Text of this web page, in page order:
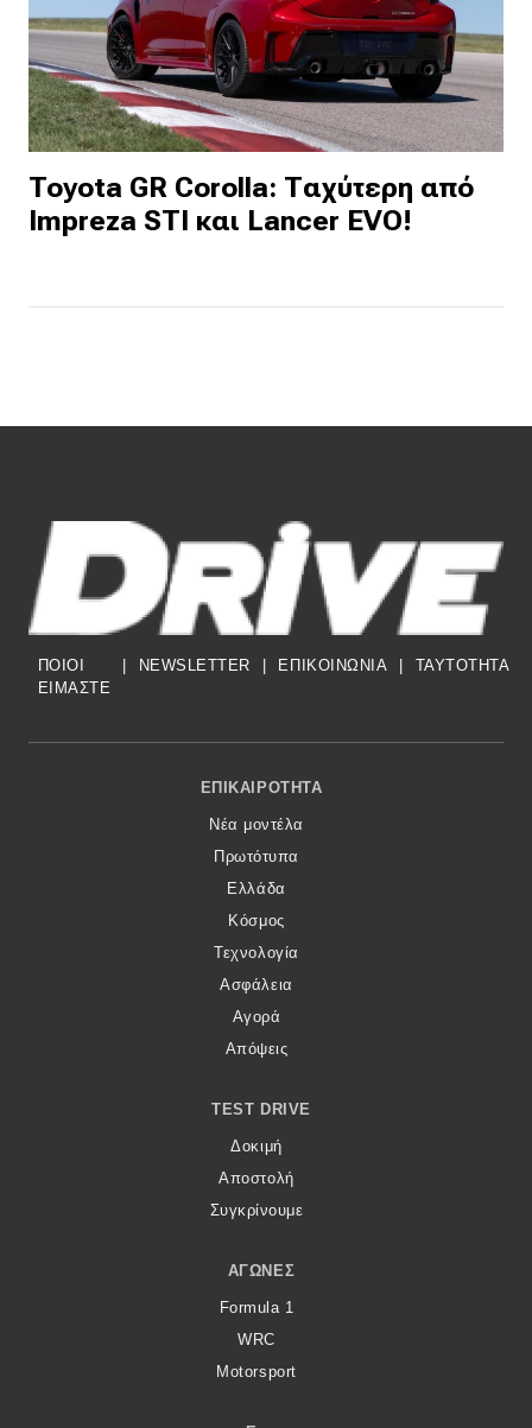
Toyota GR Corolla: Ταχύτερη από
Impreza STI και Lancer EVO!
ΠΟΙΟΙ
ΕΙΜΑΣΤΕ
NEWSLETTER ΕΠΙΚΟΙΝΩΝΙΑ TAYTOTHTA
Footer Menu
ΕΠΙΚΑΙΡΌΤΗΤΑ
Νέα μοντέλα
Πρωτότυπα
Ελλάδα
Κόσμος
Τεχνολογία
Ασφάλεια
Αγορά
Απόψεις
TEST DRIVE
Δοκιμή
Αποστολή
Συγκρίνουμε
ΑΓΏΝΕΣ
Formula 1
WRC
Motorsport